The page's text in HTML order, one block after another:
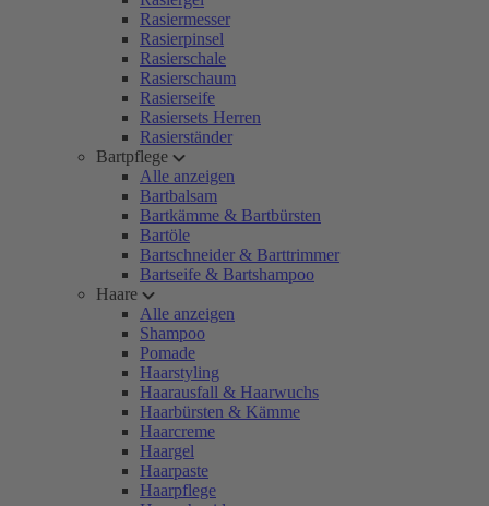
Rasiermesser
Rasierpinsel
Rasierschale
Rasierschaum
Rasierseife
Rasiersets Herren
Rasierständer
Bartpflege
Alle anzeigen
Bartbalsam
Bartkämme & Bartbürsten
Bartöle
Bartschneider & Barttrimmer
Bartseife & Bartshampoo
Haare
Alle anzeigen
Shampoo
Pomade
Haarstyling
Haarausfall & Haarwuchs
Haarbürsten & Kämme
Haarcreme
Haargel
Haarpaste
Haarpflege